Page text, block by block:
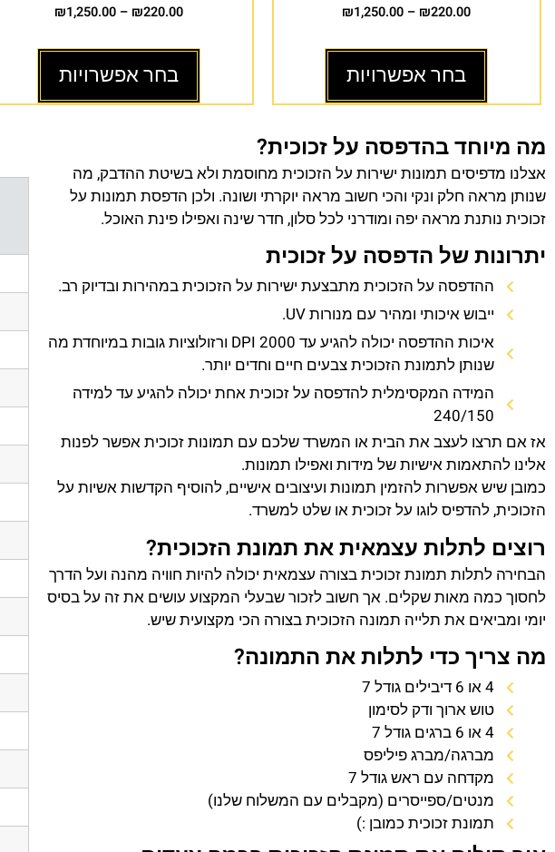
₪220.00
–
₪1,250.00
בחר אפשרויות
₪220.00
–
₪1,250.00
בחר אפשרויות
מה מיוחד בהדפסה על זכוכית?
אצלנו מדפיסים תמונות ישירות על הזכוכית מחוסמת ולא בשיטת ההדבק, מה
שנותן מראה חלק ונקי והכי חשוב מראה יוקרתי ושונה. ולכן הדפסת תמונות על
זכוכית נותנת מראה יפה ומודרני לכל סלון, חדר שינה ואפילו פינת האוכל.
יתרונות של הדפסה על זכוכית
ההדפסה על הזכוכית מתבצעת ישירות על הזכוכית במהירות ובדיוק רב.
ייבוש איכותי ומהיר עם מנורות UV.
איכות ההדפסה יכולה להגיע עד 2000 DPI ורזולוציות גובות במיוחדת מה
שנותן לתמונת הזכוכית צבעים חיים וחדים יותר.
המידה המקסימלית להדפסה על זכוכית אחת יכולה להגיע עד למידה
240/150
אז אם תרצו לעצב את הבית או המשרד שלכם עם תמונות זכוכית אפשר לפנות
אלינו להתאמות אישיות של מידות ואפילו תמונות.
כמובן שיש אפשרות להזמין תמונות ועיצובים אישיים, להוסיף הקדשות אשיות על
הזכוכית, להדפיס לוגו על זכוכית או שלט למשרד.
רוצים לתלות עצמאית את תמונת הזכוכית?
הבחירה לתלות תמונת זכוכית בצורה עצמאית יכולה להיות חוויה מהנה ועל הדרך
לחסוך כמה מאות שקלים. אך חשוב לזכור שבעלי המקצוע עושים את זה על בסיס
יומי ומביאים את תלייה תמונה הזכוכית בצורה הכי מקצועית שיש.
מה צריך כדי לתלות את התמונה?
4 או 6 דיבילים גודל 7
טוש ארוך ודק לסימון
4 או 6 ברגים גודל 7
מברגה/מברג פיליפס
מקדחה עם ראש גודל 7
מנטים/ספייסרים (מקבלים עם המשלוח שלנו)
תמונת זכוכית כמובן :)